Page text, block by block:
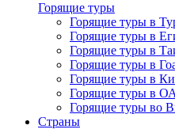
Горящие туры
Горящие туры в
Горящие туры в
Горящие туры в
Горящие туры в
Горящие туры в
Горящие туры в
Горящие туры во
Страны